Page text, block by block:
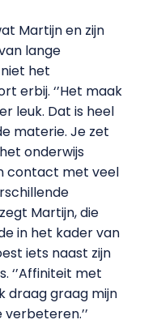
Martijn en zijn
lange
het
erbij. ‘’Het maak
leuk. Dat is heel
materie. Je zet
onderwijs
contact met veel
Martijn, die
in het kader van
iets naast zijn
‘’Affiniteit met
draag graag mijn